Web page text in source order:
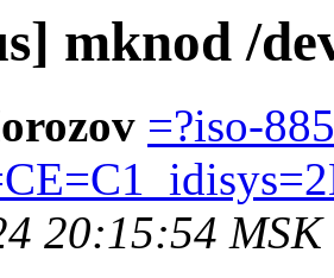
mknod /
=?iso-
20:15:54 MSK